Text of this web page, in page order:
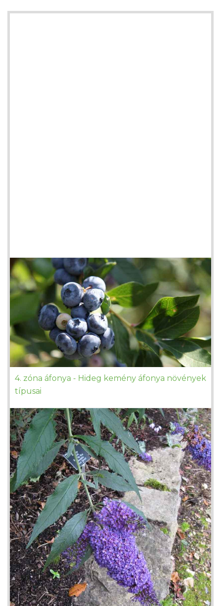
4. zóna áfonya - Hideg kemény áfonya növények
típusai